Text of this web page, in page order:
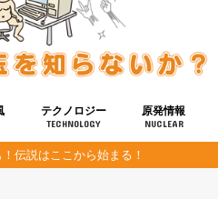
テクノロジー
TECHNOLOGY
健康
宇宙
原発情報
NUCLEAR
伝説はここから始まる！